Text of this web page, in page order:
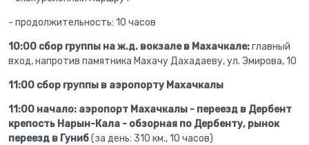
- продолжительность: 10 часов
10:00 сбор группы на ж.д. вокзале в Махачкале:главный
вход, напротив памятника Махачу Дахадаеву, ул. Эмирова, 10
11:00 сбор группы в аэропорту Махачкалы
11:00 начало: аэропорт Махачкалы - переезд в Дербент
крепость Нарын-Кала - обзорная по Дербенту, рынок
переезд в Гуниб(за день: 310 км., 10 часов)